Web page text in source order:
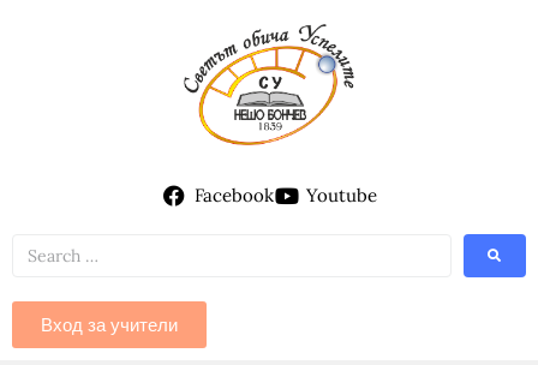
Facebook Youtube
Вход за учители